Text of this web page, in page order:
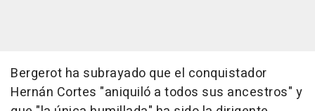
Bergerot ha subrayado que el conquistador
Hernán Cortes "aniquiló a todos sus ancestros" y